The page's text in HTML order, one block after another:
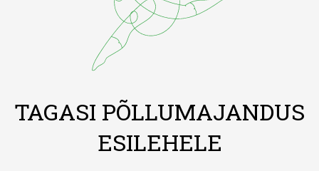
TAGASI PÕLLUMAJANDUS
ESILEHELE